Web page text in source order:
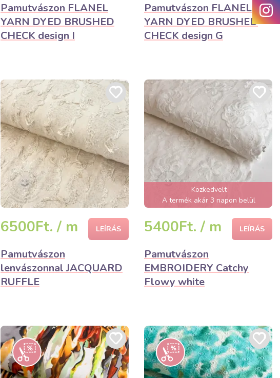
Pamutvászon FLANEL
YARN DYED BRUSHED
CHECK design I
Pamutvászon FLANEL
YARN DYED BRUSHED
CHECK design G
6500Ft. / m LEÍRÁS
Pamutvászon
lenvászonnal JACQUARD
RUFFLE
Közkedvelt
A termék akár 3 napon belül
elfogyhat!
5400Ft. / m LEÍRÁS
Pamutvászon
EMBROIDERY Catchy
Flowy white